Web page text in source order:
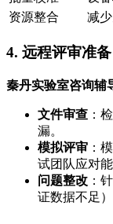
资源整合
减
4. 远程评审准备
秦丹实验室咨询辅
文件审查 ：
漏。
模拟评审 ：
试团队应对能
问题整改 ：
证数据不足